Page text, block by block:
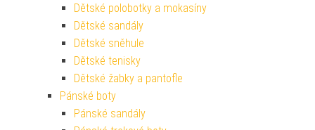
Dětské polobotky a mokasíny
Dětské sandály
Dětské sněhule
Dětské tenisky
Dětské žabky a pantofle
Pánské boty
Pánské sandály